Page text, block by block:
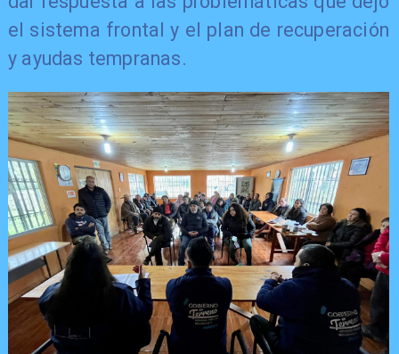
el sistema frontal y el plan de recuperación
y ayudas tempranas.